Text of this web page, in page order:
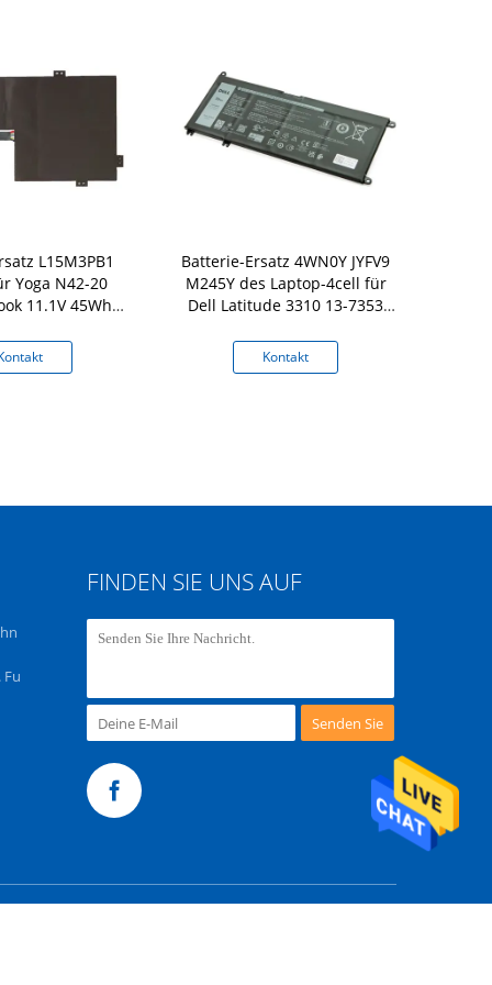
L15M3PB1
Yoga N42-20
11.1V 45Wh
Batterie-Ersatz 4WN0Y JYFV9
M245Y des Laptop-4cell für
Dell Latitude 3310 13-7353
Kontakt
Fu
FINDEN SIE UNS AUF
Senden Sie